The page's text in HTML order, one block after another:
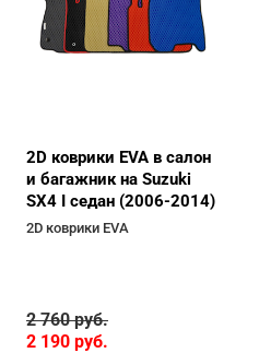
2D коврики EVA в салон
и багажник на Suzuki
SX4 I седан (2006-2014)
2D коврики EVA
2 760руб.
2 190 руб.